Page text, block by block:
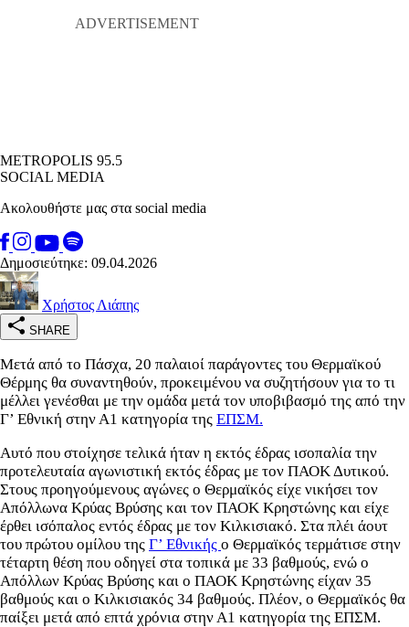
METROPOLIS 95.5
SOCIAL MEDIA
Ακολουθήστε μας στα social media
Δημοσιεύτηκε: 09.04.2026
Χρήστος Λιάπης
SHARE
Μετά από το Πάσχα, 20 παλαιοί παράγοντες του Θερμαϊκού
Θέρμης θα συναντηθούν, προκειμένου να συζητήσουν για το τι
μέλλει γενέσθαι με την ομάδα μετά τον υποβιβασμό της από την
Γ’ Εθνική στην Α1 κατηγορία της ΕΠΣΜ.
Αυτό που στοίχησε τελικά ήταν η εκτός έδρας ισοπαλία την
προτελευταία αγωνιστική εκτός έδρας με τον ΠΑΟΚ Δυτικού.
Στους προηγούμενους αγώνες o Θερμαϊκός είχε νικήσει τον
Απόλλωνα Κρύας Βρύσης και τον ΠΑΟΚ Κρηστώνης και είχε
έρθει ισόπαλος εντός έδρας με τον Κιλκισιακό. Στα πλέι άουτ
του πρώτου ομίλου της Γ’ Εθνικής ο Θερμαϊκός τερμάτισε στην
τέταρτη θέση που οδηγεί στα τοπικά με 33 βαθμούς, ενώ ο
Απόλλων Κρύας Βρύσης και ο ΠΑΟΚ Κρηστώνης είχαν 35
βαθμούς και ο Κιλκισιακός 34 βαθμούς. Πλέον, ο Θερμαϊκός θα
παίξει μετά από επτά χρόνια στην Α1 κατηγορία της ΕΠΣΜ.